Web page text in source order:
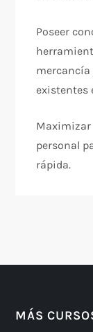
Poseer
existentes
Maximizar
personal
rápida.
MÁS